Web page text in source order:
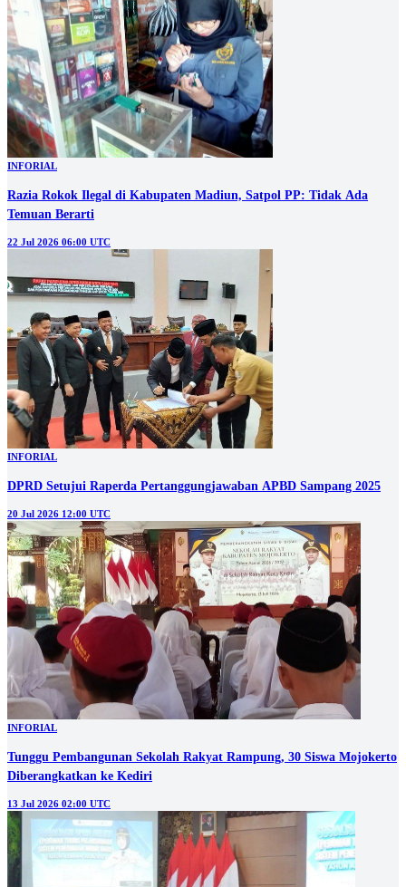
INFORIAL
Razia Rokok Ilegal di Kabupaten Madiun, Satpol PP: Tidak Ada
Temuan Berarti
22 Jul 2026 06:00 UTC
INFORIAL
DPRD Setujui Raperda Pertanggungjawaban APBD Sampang 2025
20 Jul 2026 12:00 UTC
INFORIAL
Tunggu Pembangunan Sekolah Rakyat Rampung, 30 Siswa Mojokerto
Diberangkatkan ke Kediri
13 Jul 2026 02:00 UTC